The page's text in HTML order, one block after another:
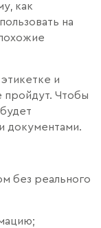
как
на
и
пройдут. Чтобы
документами.
без реального